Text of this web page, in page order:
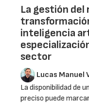
La gestión del
inteligencia
sector
Lucas Manuel
La disponibilidad de
preciso puede